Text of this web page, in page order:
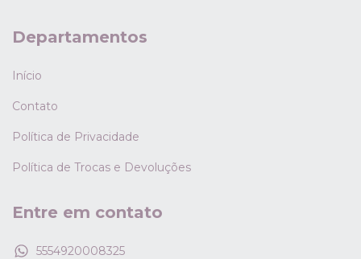
Departamentos
Início
Contato
Política de Privacidade
Política de Trocas e Devoluções
Entre em contato
5554920008325